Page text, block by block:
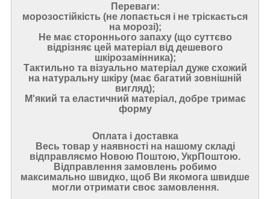
Переваги:
морозостійкість (не лопається і не тріскається
на морозі);
Не має стороннього запаху (що суттєво
відрізняє цей матеріал від дешевого
шкірозамінника);
Тактильно та візуально матеріал дуже схожий
на натуральну шкіру (має багатий зовнішній
вигляд);
М'який та еластичний матеріал, добре тримає
форму
Оплата і доставка
Весь товар у наявності на нашому складі
відправляємо Новою Поштою, УкрПоштою.
Відправлення замовлень робимо
максимально швидко, щоб Ви якомога швидше
могли отримати своє замовлення.